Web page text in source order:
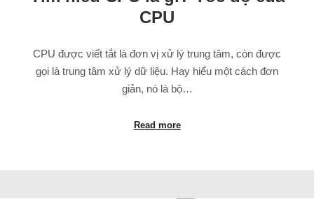
CPU
CPU được viết tắt là đơn vị xử lý trung tâm, còn được
gọi là trung tâm xử lý dữ liệu. Hay hiểu một cách đơn
giản, nó là bộ…
Read more